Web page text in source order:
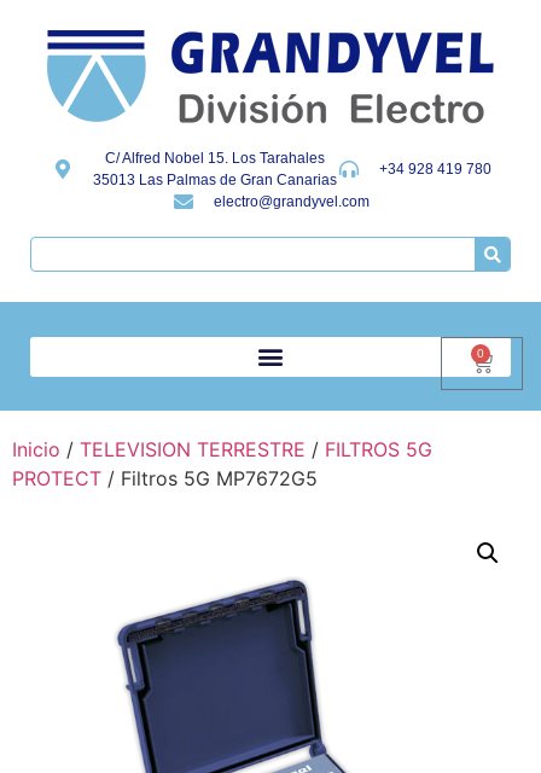
C/ Alfred Nobel 15. Los Tarahales
35013 Las Palmas de Gran Canarias
+34 928 419 780
electro@grandyvel.com
0
Inicio / TELEVISION TERRESTRE / FILTROS 5G
PROTECT / Filtros 5G MP7672G5